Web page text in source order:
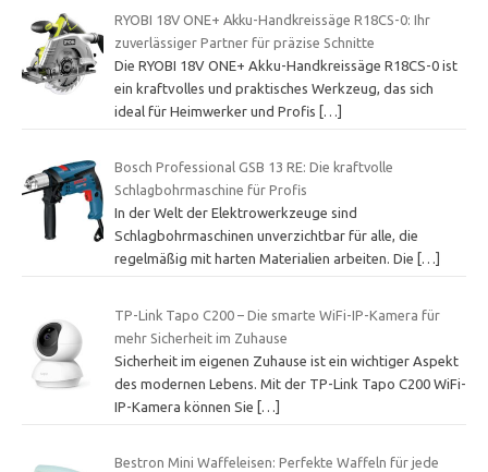
RYOBI 18V ONE+ Akku-Handkreissäge R18CS-0: Ihr
zuverlässiger Partner für präzise Schnitte
Die RYOBI 18V ONE+ Akku-Handkreissäge R18CS-0 ist
ein kraftvolles und praktisches Werkzeug, das sich
ideal für Heimwerker und Profis […]
Bosch Professional GSB 13 RE: Die kraftvolle
Schlagbohrmaschine für Profis
In der Welt der Elektrowerkzeuge sind
Schlagbohrmaschinen unverzichtbar für alle, die
regelmäßig mit harten Materialien arbeiten. Die
[…]
TP-Link Tapo C200 – Die smarte WiFi-IP-Kamera für
mehr Sicherheit im Zuhause
Sicherheit im eigenen Zuhause ist ein wichtiger Aspekt
des modernen Lebens. Mit der TP-Link Tapo C200 WiFi-
IP-Kamera können Sie […]
Bestron Mini Waffeleisen: Perfekte Waffeln für jede